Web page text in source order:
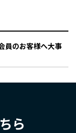
員のお客様へ大事
ら